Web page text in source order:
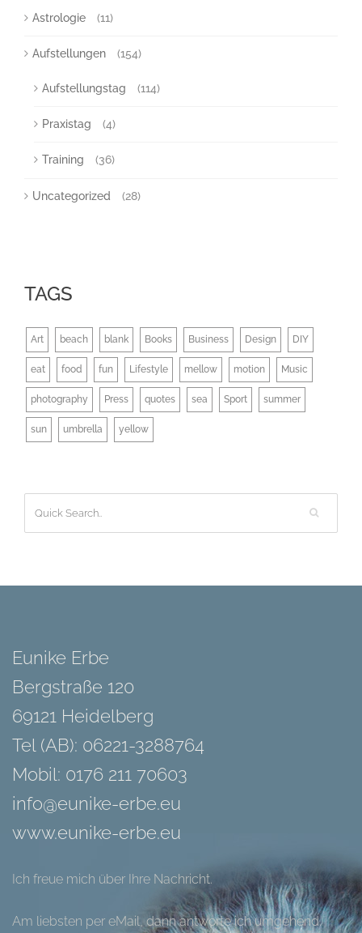
Astrologie (11)
Aufstellungen (154)
Aufstellungstag (114)
Praxistag (4)
Training (36)
Uncategorized (28)
TAGS
Art beach blank Books Business Design DIY
eat food fun Lifestyle mellow motion Music
photography Press quotes sea Sport summer
sun umbrella yellow
Eunike Erbe
Bergstraße 120
69121 Heidelberg
Tel (AB): 06221-3288764
Mobil: 0176 211 70603
info@eunike-erbe.eu
www.eunike-erbe.eu
Ich freue mich über Ihre Nachricht.
Am liebsten per eMail, dann antworte ich umgehend.